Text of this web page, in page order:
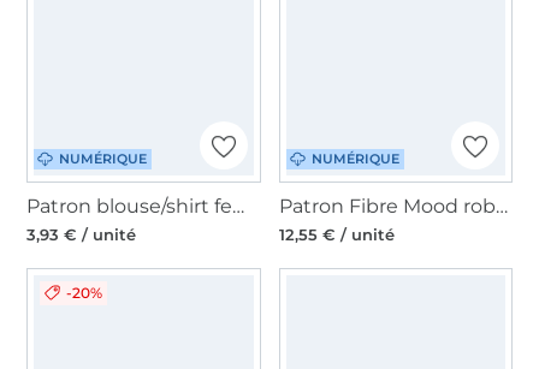
NUMÉRIQUE
Patron blouse/shirt femme pdf Sunny Sew4Me, en allemand
3,93 € / unité
NUMÉRIQUE
Patron Fibre Mood robe femme pdf Kika, en français
12,55 € / unité
-20%